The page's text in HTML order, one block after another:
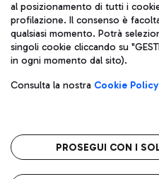
Codice fiscale e Registro delle
IVA 06572251004
Capitale sociale 62.224.743,00
Sede legale: Via Pier Paolo
telefono +39 06 65951
Privacy policy
al posizionamento di tutti i
profilazione. Il consenso è
qualsiasi momento. Potrà
singoli cookie cliccando su
in ogni momento dal sito).
Consulta la nostra Cookie Policy
PROSEGUI CON I